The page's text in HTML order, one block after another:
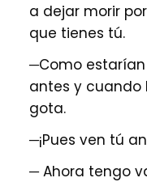
a dejar morir
que tienes tú.
─Como
antes y cuando
gota.
─¡Pues ven tú
─ Ahora tengo